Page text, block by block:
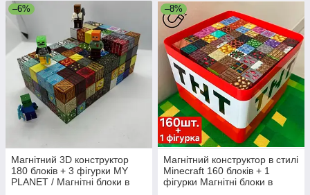
–6%
Магнітний 3D конструктор
180 блоків + 3 фігурки MY
PLANET / Магнітні блоки в
–8%
Магнітний конструктор в стилі
Minecraft 160 блоків + 1
фігурки Магнітні блоки в